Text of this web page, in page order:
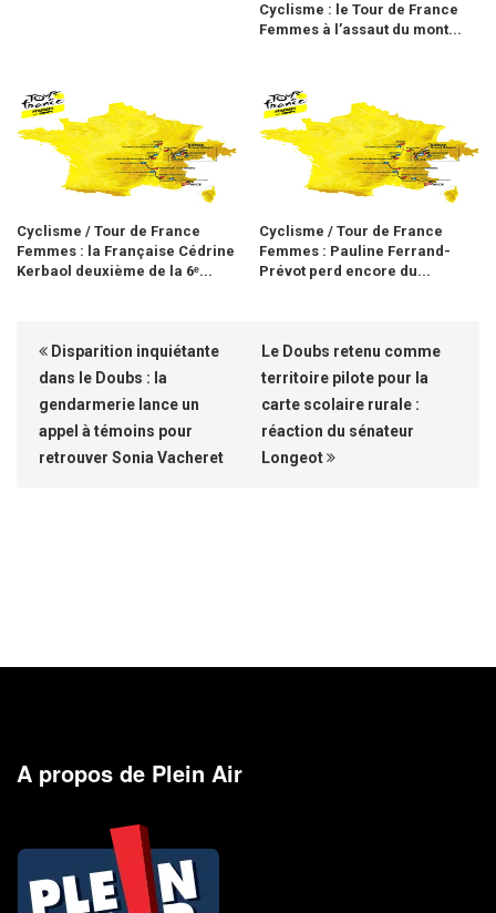
Cyclisme : le Tour de France
Femmes à l’assaut du mont...
Cyclisme / Tour de France
Femmes : la Française Cédrine
Kerbaol deuxième de la 6ᵉ...
Cyclisme / Tour de France
Femmes : Pauline Ferrand-
Prévot perd encore du...
Disparition inquiétante
dans le Doubs : la
gendarmerie lance un
appel à témoins pour
retrouver Sonia Vacheret
Le Doubs retenu comme
territoire pilote pour la
carte scolaire rurale :
réaction du sénateur
Longeot
A propos de Plein Air